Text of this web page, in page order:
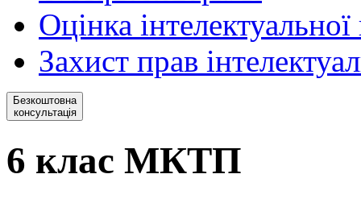
Оцінка інтелектуальної
Захист прав
Безкоштовна
консультація
6 клас МКТП